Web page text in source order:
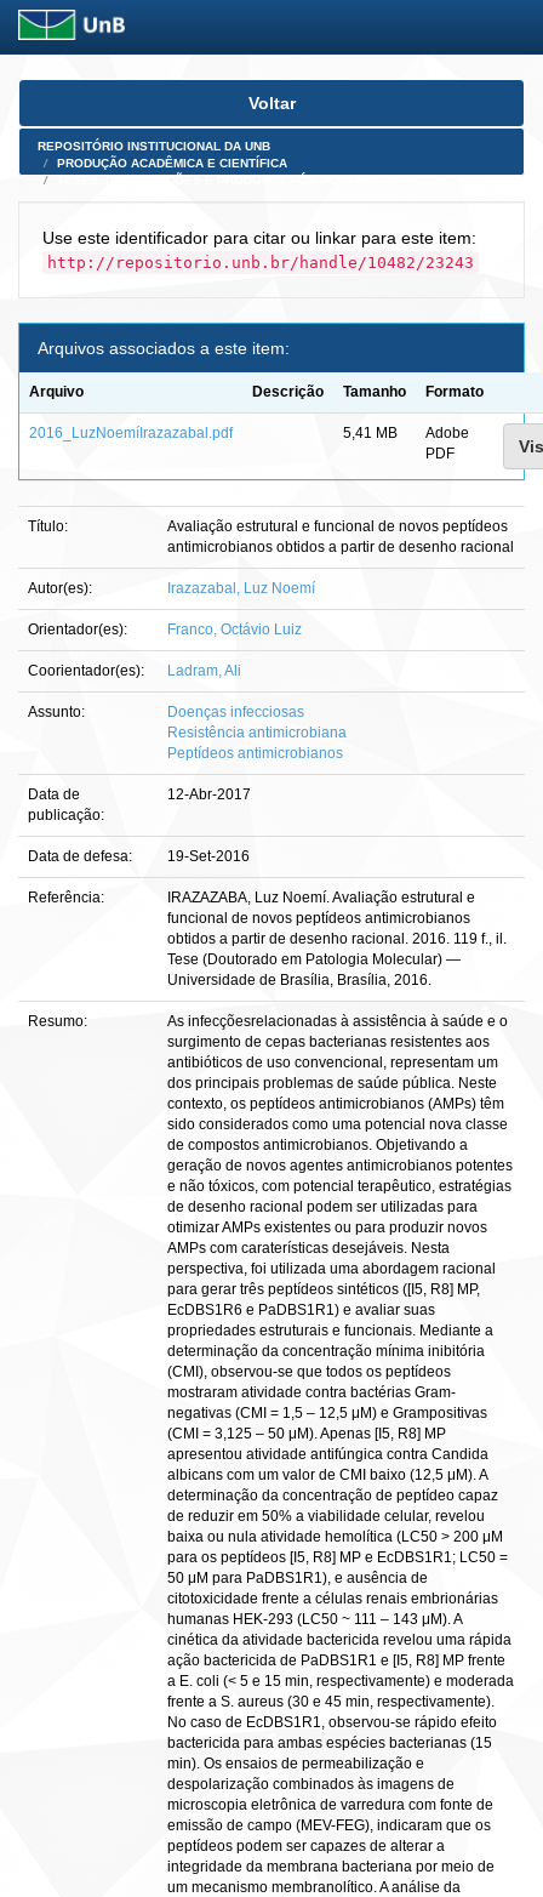
Skip
Voltar
REPOSITÓRIO INSTITUCIONAL DA UNB
PRODUÇÃO ACADÊMICA E CIENTÍFICA
Use este identificador para citar ou linkar para este item:
http://repositorio.unb.br/handle/10482/23243
Arquivos associados a este item:
Arquivo Descrição Tamanho Formato
2016_LuzNoemíIrazazabal.pdf 5,41 MB
Adobe
PDF
Título:
Avaliação estrutural e funcional de novos peptídeos
antimicrobianos obtidos a partir de desenho racional
Autor(es): Irazazabal, Luz Noemí
Orientador(es): Franco, Octávio Luiz
Coorientador(es): Ladram, Ali
Assunto:
Doenças infecciosas
Resistência antimicrobiana
Peptídeos antimicrobianos
Data de
publicação:
12-Abr-2017
Data de defesa: 19-Set-2016
Referência:
IRAZAZABA, Luz Noemí. Avaliação estrutural e
funcional de novos peptídeos antimicrobianos
obtidos a partir de desenho racional. 2016. 119 f., il.
Tese (Doutorado em Patologia Molecular) —
Universidade de Brasília, Brasília, 2016.
Resumo:
As infecçõesrelacionadas à assistência à saúde e o
surgimento de cepas bacterianas resistentes aos
antibióticos de uso convencional, representam um
dos principais problemas de saúde pública. Neste
contexto, os peptídeos antimicrobianos (AMPs) têm
sido considerados como uma potencial nova classe
de compostos antimicrobianos. Objetivando a
geração de novos agentes antimicrobianos potentes
e não tóxicos, com potencial terapêutico, estratégias
de desenho racional podem ser utilizadas para
otimizar AMPs existentes ou para produzir novos
AMPs com caraterísticas desejáveis. Nesta
perspectiva, foi utilizada uma abordagem racional
para gerar três peptídeos sintéticos ([I5, R8] MP,
EcDBS1R6 e PaDBS1R1) e avaliar suas
propriedades estruturais e funcionais. Mediante a
determinação da concentração mínima inibitória
(CMI), observou-se que todos os peptídeos
mostraram atividade contra bactérias Gram-
negativas (CMI = 1,5 – 12,5 μM) e Grampositivas
(CMI = 3,125 – 50 μM). Apenas [I5, R8] MP
apresentou atividade antifúngica contra Candida
albicans com um valor de CMI baixo (12,5 μM). A
determinação da concentração de peptídeo capaz
de reduzir em 50% a viabilidade celular, revelou
baixa ou nula atividade hemolítica (LC50 > 200 μM
para os peptídeos [I5, R8] MP e EcDBS1R1; LC50 =
50 μM para PaDBS1R1), e ausência de
citotoxicidade frente a células renais embrionárias
humanas HEK-293 (LC50 ~ 111 – 143 μM). A
cinética da atividade bactericida revelou uma rápida
ação bactericida de PaDBS1R1 e [I5, R8] MP frente
a E. coli (< 5 e 15 min, respectivamente) e moderada
frente a S. aureus (30 e 45 min, respectivamente).
No caso de EcDBS1R1, observou-se rápido efeito
bactericida para ambas espécies bacterianas (15
min). Os ensaios de permeabilização e
despolarização combinados às imagens de
microscopia eletrônica de varredura com fonte de
emissão de campo (MEV-FEG), indicaram que os
peptídeos podem ser capazes de alterar a
integridade da membrana bacteriana por meio de
um mecanismo membranolítico. A análise da